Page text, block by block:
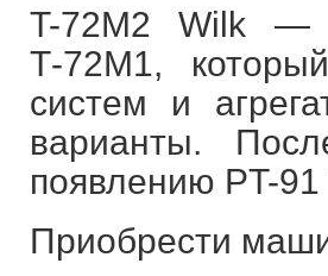
T-72M2 Wilk —
Т-72М1,
систем и
варианты.
появлению PT-91
Приобрести